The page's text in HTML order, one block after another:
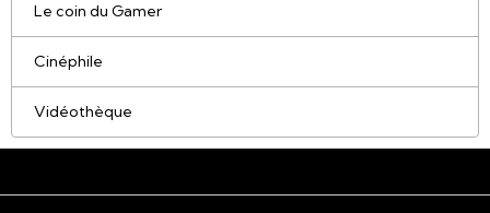
Le coin du Gamer
Cinéphile
Vidéothèque